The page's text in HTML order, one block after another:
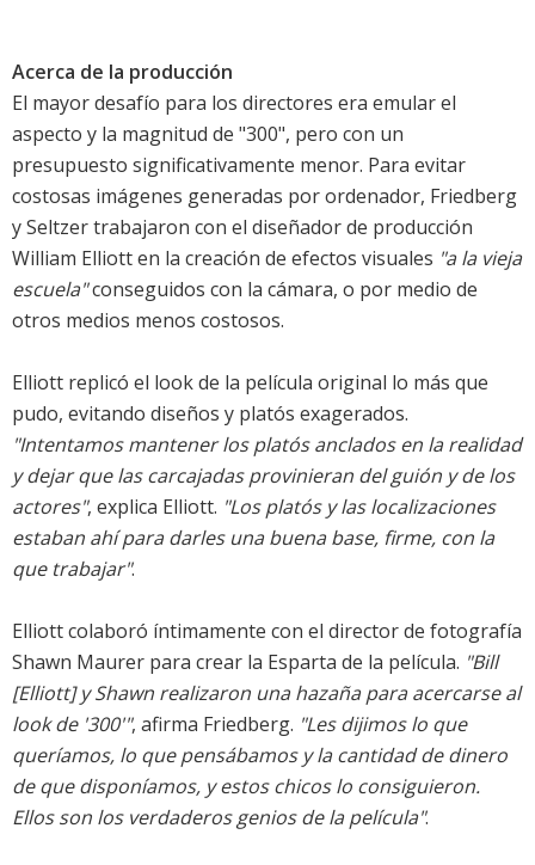
Acerca de la producción
El mayor desafío para los directores era emular el
aspecto y la magnitud de "300", pero con un
presupuesto significativamente menor. Para evitar
costosas imágenes generadas por ordenador, Friedberg
y Seltzer trabajaron con el diseñador de producción
William Elliott en la creación de efectos visuales "a la vieja
escuela"conseguidos con la cámara, o por medio de
otros medios menos costosos.
Elliott replicó el look de la película original lo más que
pudo, evitando diseños y platós exagerados.
"Intentamos mantener los platós anclados en la realidad
y dejar que las carcajadas provinieran del guión y de los
actores", explica Elliott. "Los platós y las localizaciones
estaban ahí para darles una buena base, firme, con la
que trabajar".
Elliott colaboró íntimamente con el director de fotografía
Shawn Maurer para crear la Esparta de la película. "Bill
[Elliott] y Shawn realizaron una hazaña para acercarse al
look de '300'", afirma Friedberg. "Les dijimos lo que
queríamos, lo que pensábamos y la cantidad de dinero
de que disponíamos, y estos chicos lo consiguieron.
Ellos son los verdaderos genios de la película".